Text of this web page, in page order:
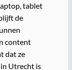
tablet
de
content
dat ze
Utrecht is